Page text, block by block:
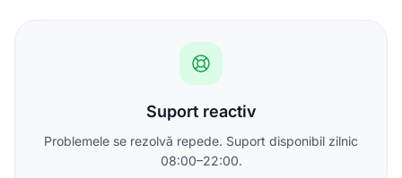
Suport reactiv
Problemele se rezolvă repede. Suport disponibil zilnic
08:00–22:00.